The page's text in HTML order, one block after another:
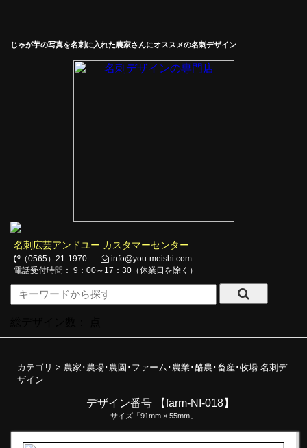
じゃが芋の写真を名刺に入れた農家さんにオススメの名刺デザイン
名刺広芸アンドユー カスタマーセンター
（0565）21-1970
info@you-meishi.com
電話受付時間： 9：00～17：30（休業日を除く）
カテゴリ > 農家･農場･農園･ファーム･農業･酪農･畜産･牧場 名刺デ
ザイン
デザイン番号 【farm-NI-018】
サイズ「91mm × 55mm」